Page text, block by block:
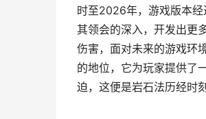
时至2026年，游戏版本
其领会的深入，开发出更
伤害，面对未来的游戏环
的地位，它为玩家提供了
迫，这便是岩石法历经时